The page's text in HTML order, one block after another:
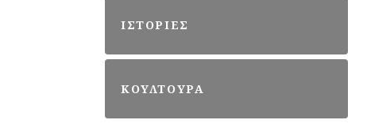
ΙΣΤΟΡΙΕΣ
ΚΟΥΛΤΟΥΡΑ